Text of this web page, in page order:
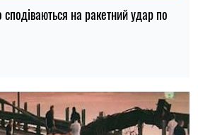
на ракетний удар по